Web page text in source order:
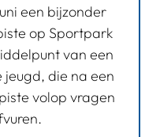
een bijzonder
op Sportpark
van een
die na een
volop vragen